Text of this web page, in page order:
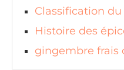
Classification
Histoire des
gingembre frais